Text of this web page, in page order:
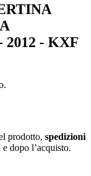
2012 - KXF
prodotto, spedizioni
dopo l’acquisto.